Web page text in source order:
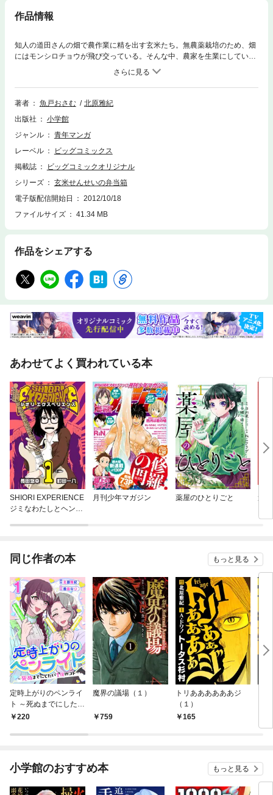
作品情報
知人の道田さんの畑で農作業に精を出す玄米たち。無農薬栽培のため、畑
にはモンシロチョウが飛び交っている。そんな中、農家を生業にしている
男性・狭山さんがやってきた。農薬を使って野菜を栽培しているという狭
山さんに、マリアは理由を問うが、その答えには日本の農家の厳しい現実
があり…
著者
魚戸おさむ
北原雅紀
出版社
小学館
ジャンル
青年マンガ
レーベル
ビッグコミックス
掲載誌
ビッグコミックオリジナル
シリーズ
玄米せんせいの弁当箱
電子版配信開始日
2012/10/18
ファイルサイズ
41.34 MB
作品をシェアする
あわせてよく買われている本
SHIORI EXPERIENCE
ジミなわたしとヘンな
月刊少年マガジン 薬屋のひとりごと 逃
同じ作者の本 もっと見る
定時上がりのペンライ
ト ～死ぬまでにしたい
１億のコト～ 1巻
220
魔界の議場（１）
759
トリああああああジ
（１）
165
小学館のおすすめ本 もっと見る